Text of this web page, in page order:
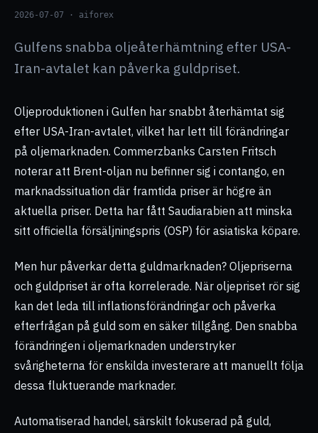
2026-07-07 · aiforex
Gulfens snabba oljeåterhämtning efter USA-
Iran-avtalet kan påverka guldpriset.
Oljeproduktionen i Gulfen har snabbt återhämtat sig
efter USA-Iran-avtalet, vilket har lett till förändringar
på oljemarknaden. Commerzbanks Carsten Fritsch
noterar att Brent-oljan nu befinner sig i contango, en
marknadssituation där framtida priser är högre än
aktuella priser. Detta har fått Saudiarabien att minska
sitt officiella försäljningspris (OSP) för asiatiska köpare.
Men hur påverkar detta guldmarknaden? Oljepriserna
och guldpriset är ofta korrelerade. När oljepriset rör sig
kan det leda till inflationsförändringar och påverka
efterfrågan på guld som en säker tillgång. Den snabba
förändringen i oljemarknaden understryker
svårigheterna för enskilda investerare att manuellt följa
dessa fluktuerande marknader.
Automatiserad handel, särskilt fokuserad på guld,